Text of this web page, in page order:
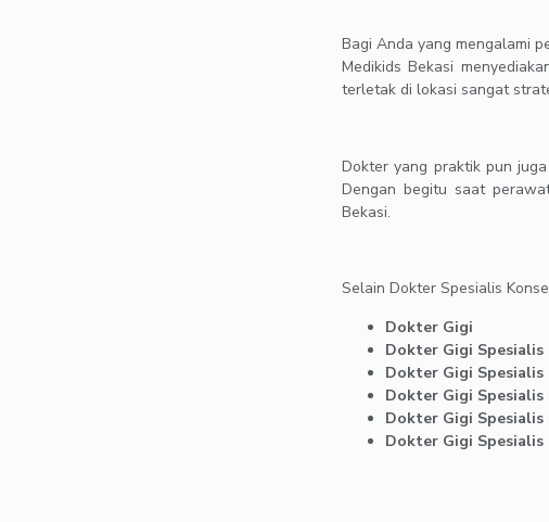
Bagi Anda yang mengalami
Medikids Bekasi
terletak di lokasi sangat
Dokter yang praktik pun
Dengan begitu saat
Bekasi.
Selain Dokter Spesialis
Dokter Gigi
Dokter Gigi
Dokter Gigi Spesialis
Dokter Gigi
Dokter Gigi
Dokter Gigi Spesialis